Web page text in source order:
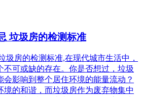
垃圾房的检测标准
圾房的检测标准,在现代城市生活中，
不可或缺的存在。你是否想过，垃圾
会影响到整个居住环境的能量流动？
境的和谐，而垃圾房作为废弃物集中